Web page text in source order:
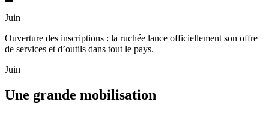
Juin
Ouverture des inscriptions : la ruchée lance officiellement son offre
de services et d’outils dans tout le pays.
Juin
Une grande mobilisation